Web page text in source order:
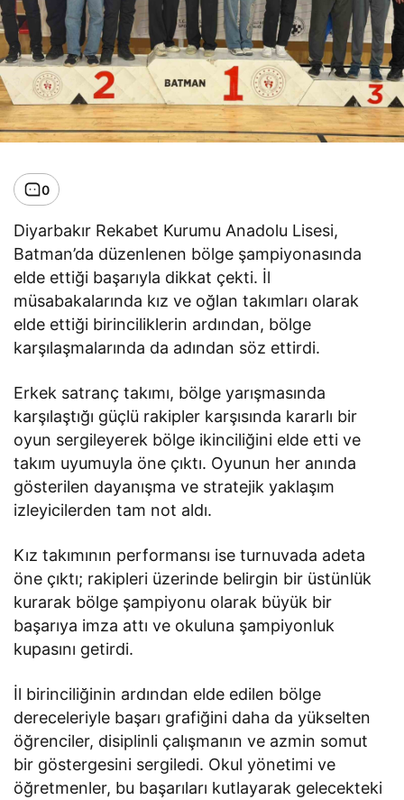
0
Diyarbakır Rekabet Kurumu Anadolu Lisesi,
Batman’da düzenlenen bölge şampiyonasında
elde ettiği başarıyla dikkat çekti. İl
müsabakalarında kız ve oğlan takımları olarak
elde ettiği birinciliklerin ardından, bölge
karşılaşmalarında da adından söz ettirdi.
Erkek satranç takımı, bölge yarışmasında
karşılaştığı güçlü rakipler karşısında kararlı bir
oyun sergileyerek bölge ikinciliğini elde etti ve
takım uyumuyla öne çıktı. Oyunun her anında
gösterilen dayanışma ve stratejik yaklaşım
izleyicilerden tam not aldı.
Kız takımının performansı ise turnuvada adeta
öne çıktı; rakipleri üzerinde belirgin bir üstünlük
kurarak bölge şampiyonu olarak büyük bir
başarıya imza attı ve okuluna şampiyonluk
kupasını getirdi.
İl birinciliğinin ardından elde edilen bölge
dereceleriyle başarı grafiğini daha da yükselten
öğrenciler, disiplinli çalışmanın ve azmin somut
bir göstergesini sergiledi. Okul yönetimi ve
öğretmenler, bu başarıları kutlayarak gelecekteki